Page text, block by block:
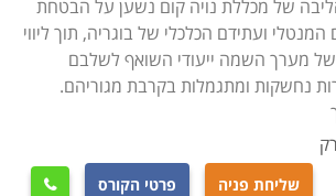
של מכללת נויה קום נשען על הבטחת
המנטלי ועתידם הכלכלי של בוגריה, תוך ליווי
מערך השמה ייעודי השואף לשלבם
נחשקות ומתגמלות בקרבת מגוריהם.
שליחת פניה פרטי הקורס 